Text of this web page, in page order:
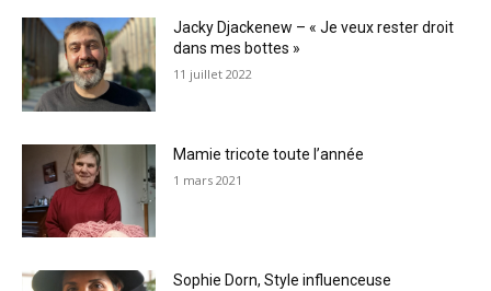
Jacky Djackenew – « Je veux rester droit
dans mes bottes »
11 juillet 2022
Mamie tricote toute l’année
1 mars 2021
Sophie Dorn, Style influenceuse